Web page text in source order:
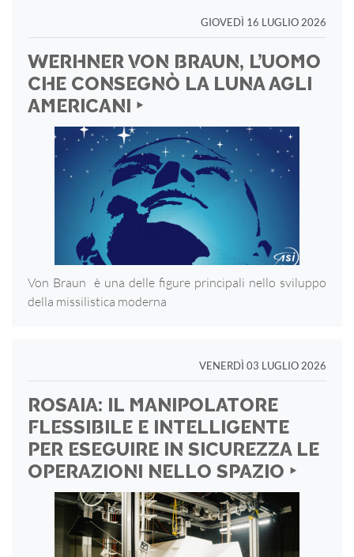
GIOVEDÌ 16 LUGLIO 2026
WERHNER VON BRAUN, L’UOMO
CHE CONSEGNÒ LA LUNA AGLI
AMERICANI ‣
Von Braun è una delle figure principali nello sviluppo
della missilistica moderna
VENERDÌ 03 LUGLIO 2026
ROSAIA: IL MANIPOLATORE
FLESSIBILE E INTELLIGENTE
PER ESEGUIRE IN SICUREZZA LE
OPERAZIONI NELLO SPAZIO ‣